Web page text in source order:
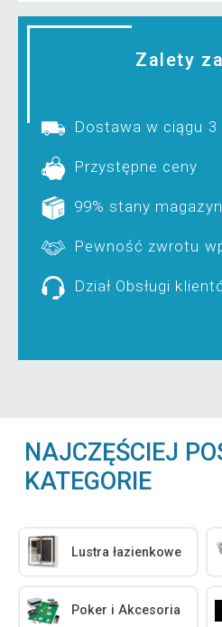
Zalety
Dostawa w ciągu
Przystępne ceny
99% stany
Pewność zwrotu
Dział Obsługi
NAJCZĘŚCIEJ
KATEGORIE
Lustra łazienkowe
Poker i Akcesoria